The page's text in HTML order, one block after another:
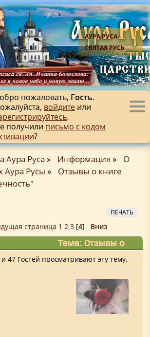
АУРА РУСА -
СВЯТАЯ РУСЬ
пожаловать, Гость.
войдите или
.
получили письмо с кодом
?
Аура Руса » Информация »
О
Аура Русы »
Отзывы о книге
ПЕЧАТЬ
страница 1 2 3[4] Вниз
Тема: Отзывы о
вечность" (Прочитано
47 Гостей просматривают эту тему.